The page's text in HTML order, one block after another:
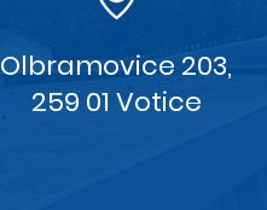
Olbramovice 203,
259 01 Votice